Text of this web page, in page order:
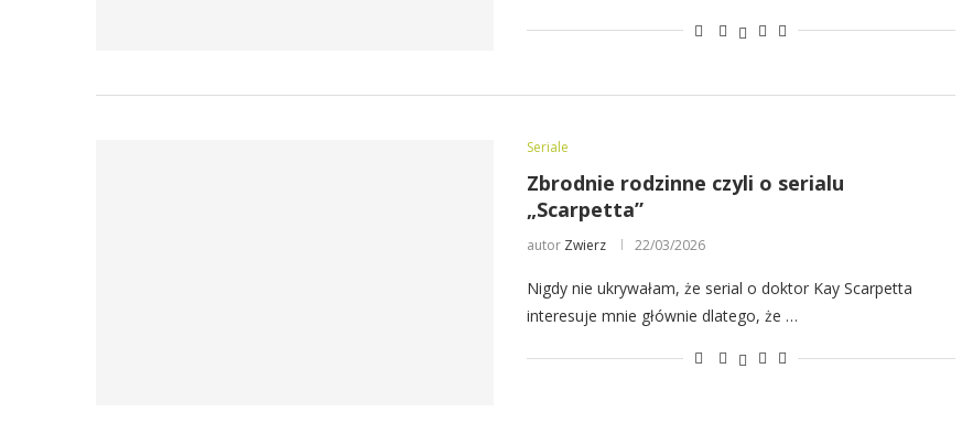
Seriale
Zbrodnie rodzinne czyli o serialu
„Scarpetta”
autor Zwierz 22/03/2026
Nigdy nie ukrywałam, że serial o doktor Kay Scarpetta
interesuje mnie głównie dlatego, że …